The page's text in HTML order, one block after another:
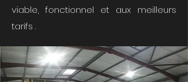
viable, fonctionnel et aux meilleurs
tarifs .